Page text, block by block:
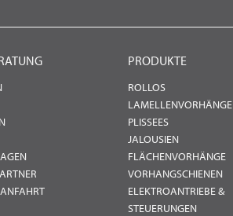
PRODUKTE
ROLLOS
LAMELLENVORHÄNGE
PLISSEES
JALOUSIEN
FLÄCHENVORHÄNGE
VORHANGSCHIENEN
ELEKTROANTRIEBE &
STEUERUNGEN